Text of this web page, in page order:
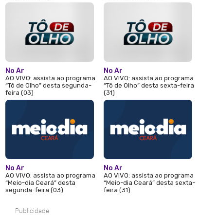
No Ar
AO VIVO: assista ao programa
“Tô de Olho” desta segunda-
feira (03)
No Ar
AO VIVO: assista ao programa
“Meio-dia Ceará” desta
segunda-feira (03)
No Ar
AO VIVO: assista ao programa
“Tô de Olho” desta sexta-feira
(31)
No Ar
AO VIVO: assista ao programa
“Meio-dia Ceará” desta sexta-
feira (31)
Publicidade